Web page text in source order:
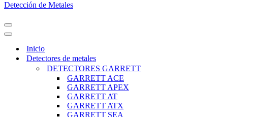
Detección de Metales
MENÚ
DE
NAVEGACIÓN
MENÚ
DE
NAVEGACIÓN
Inicio
Detectores de metales
DETECTORES GARRETT
GARRETT ACE
GARRETT APEX
GARRETT AT
GARRETT ATX
GARRETT SEA